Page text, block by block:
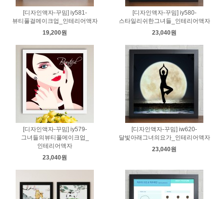
[디자인액자-꾸밈] iy581-
뷰티풀걸메이크업_인테리어액자
19,200원
[디자인액자-꾸밈] iy580-
스타일리쉬한그녀들_인테리어액자
23,040원
[디자인액자-꾸밈] iy579-
그녀들의뷰티풀메이크업_
인테리어액자
23,040원
[디자인액자-꾸밈] iw620-
달빛아래그녀의요가_인테리어액자
23,040원